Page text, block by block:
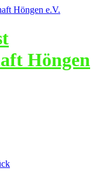
Höngen